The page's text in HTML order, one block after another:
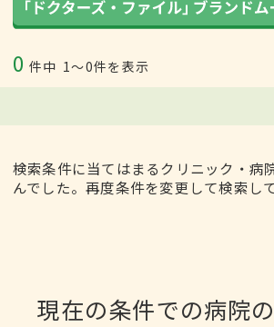
0 件中 1〜0件を表示
検索条件に当てはまるクリニック・病
んでした。再度条件を変更して検索し
現在の条件での病院